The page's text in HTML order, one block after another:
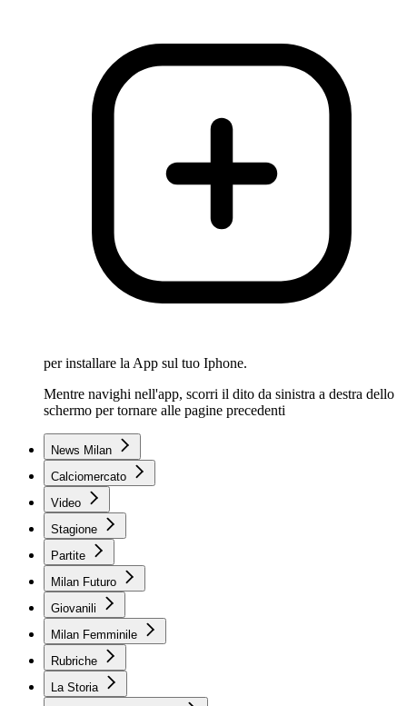
per installare la App sul tuo Iphone.
Mentre navighi nell'app, scorri il dito da sinistra a destra dello
schermo per tornare alle pagine precedenti
News Milan
Calciomercato
Video
Stagione
Partite
Milan Futuro
Giovanili
Milan Femminile
Rubriche
La Storia